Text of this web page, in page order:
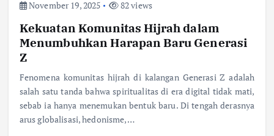
November 19, 2025
82 views
Kekuatan Komunitas Hijrah dalam
Menumbuhkan Harapan Baru Generasi
Z
Fenomena komunitas hijrah di kalangan Generasi Z adalah
salah satu tanda bahwa spiritualitas di era digital tidak mati,
sebab ia hanya menemukan bentuk baru. Di tengah derasnya
arus globalisasi, hedonisme,…